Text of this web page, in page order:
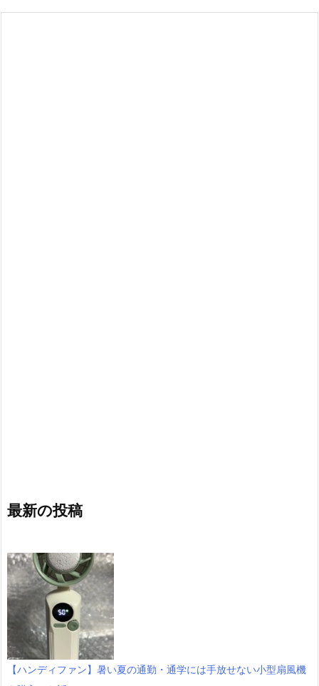
最新の投稿
【ハンディファン】暑い夏の通勤・通学には手放せない小型扇風機